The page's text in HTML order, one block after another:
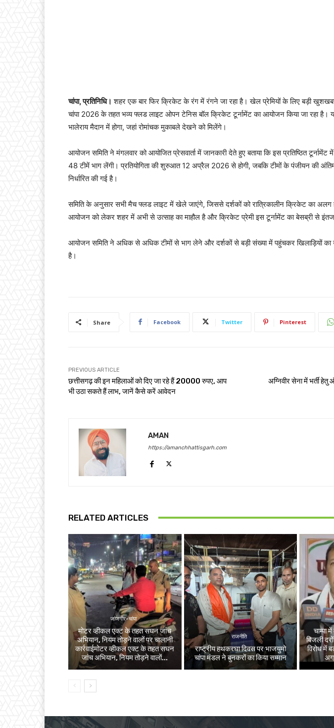
चांपा, प्रतिनिधि। शहर एक बार फिर क्रिकेट के रंग में रंगने जा रहा है। खेल प्रेमियों के लिए बड़ी
चांपा 2026 के तहत भव्य फ्लड लाइट ओपन टेनिस बॉल क्रिकेट टूर्नामेंट का आयोजन किया जा रहा
भालेराय मैदान में होगा, जहां रोमांचक मुकाबले देखने को मिलेंगे।
आयोजन समिति ने मंगलवार को आयोजित प्रेसवार्ता में जानकारी देते हुए बताया कि इस प्रतिष्ठित
48 टीमें भाग लेंगी। प्रतियोगिता की शुरुआत 12 अप्रैल 2026 से होगी, जबकि टीमों के पंजीयन की
निर्धारित की गई है।
समिति के अनुसार सभी मैच फ्लड लाइट में खेले जाएंगे, जिससे दर्शकों को रात्रिकालीन क्रिकेट का अलग
आयोजन को लेकर शहर में अभी से उत्साह का माहौल है और क्रिकेट प्रेमी इस टूर्नामेंट का बेसब्री से
आयोजन समिति ने अधिक से अधिक टीमों से भाग लेने और दर्शकों से बड़ी संख्या में पहुंचकर खिलाड़ियों का
है।
Share Facebook Twitter Pinterest
PREVIOUS ARTICLE
छत्तीसगढ़ की इन महिलाओं को दिए जा रहे हैं 20000 रुपए, आप
भी उठा सकते हैं लाभ, जानें कैसे करें आवेदन
अग्निवीर सेना में भर्ती
AMAN
https://amanchhattisgarh.com
RELATED ARTICLES
जांजगीर-चांपा
मोटर व्हीकल एक्ट के तहत सघन जांच
अभियान, नियम तोड़ने वालों पर चालानी
कार्रवाईमोटर व्हीकल एक्ट के तहत सघन
जांच अभियान, नियम तोड़ने वालों...
राजनीति
राष्ट्रीय हथकरघा दिवस पर भाजयुमो
चांपा मंडल ने बुनकरों का किया सम्मान
चाम्पा
बिजली
विरोध में